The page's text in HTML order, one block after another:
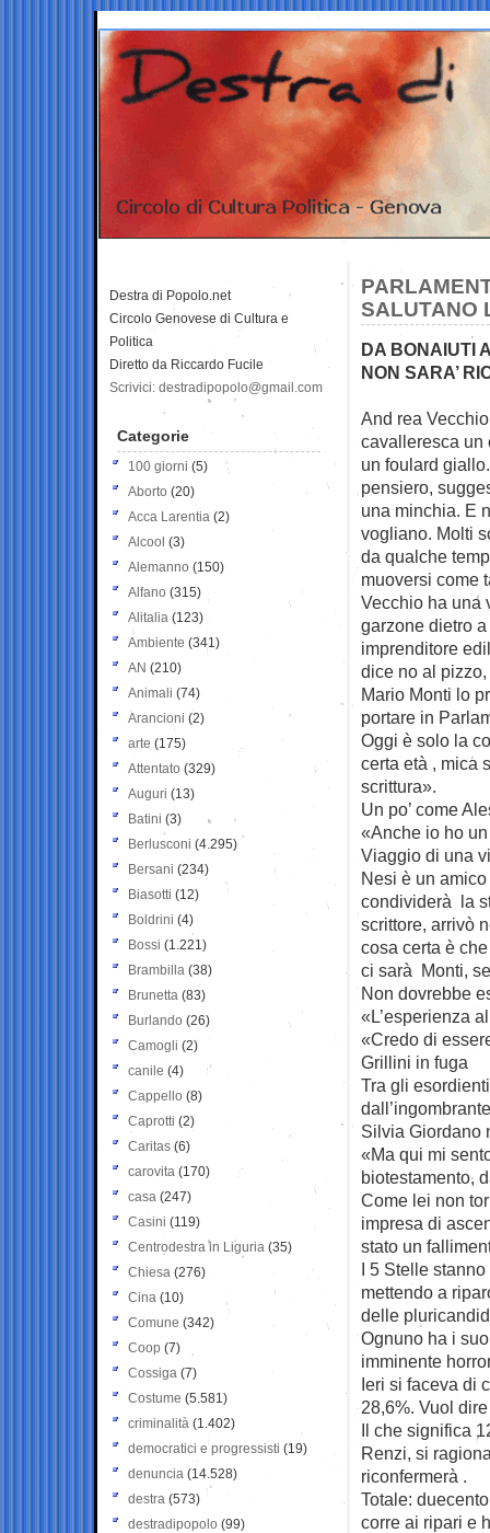
SALUTANO
DA BONAIUTI
NON SARA’
And rea
cavalleresca un
un foulard
pensiero,
una minchia. E
vogliano. Molti
da qualche
muoversi come
Vecchio ha una
garzone dietro
imprenditore
dice no al
Mario Monti lo
portare in
Oggi è solo la
certa età , mica
scrittura».
Un po’ come
«Anche io ho
Viaggio di una
Nesi è un
condividerà la
scrittore, arrivò
cosa certa è
ci sarà Monti,
Non dovrebbe
«L’esperienza
«Credo di
Grillini in fuga
Tra gli
Silvia Giordano
«Ma qui mi
biotestamento,
Come lei non
impresa di
stato un
I 5 Stelle
mettendo a
delle
Ognuno ha i
imminente
Ieri si faceva di
28,6%. Vuol
Il che significa
Renzi, si
riconfermerà .
Totale:
corre ai ripari e
Destra di Popolo.net
Circolo Genovese di Cultura e
Politica
Diretto da Riccardo Fucile
Scrivici: destradipopolo@gmail.com
Categorie
100 giorni (5)
Aborto (20)
Acca Larentia (2)
Alcool (3)
Alemanno (150)
Alfano (315)
Alitalia (123)
Ambiente (341)
AN (210)
Animali (74)
Arancioni (2)
arte (175)
Attentato (329)
Auguri (13)
Batini (3)
Berlusconi (4.295)
Bersani (234)
Biasotti (12)
Boldrini (4)
Bossi (1.221)
Brambilla (38)
Brunetta (83)
Burlando (26)
Camogli (2)
canile (4)
Cappello (8)
Caprotti (2)
Caritas (6)
carovita (170)
casa (247)
Casini (119)
Centrodestra in Liguria (35)
Chiesa (276)
Cina (10)
Comune (342)
Coop (7)
Cossiga (7)
Costume (5.581)
criminalità (1.402)
democratici e progressisti (19)
denuncia (14.528)
destra (573)
destradipopolo (99)